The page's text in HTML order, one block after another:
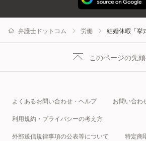
弁護士ドットコム 労働 結婚休暇「挙
このページの先
よくあるお問い合わせ・ヘルプ お問い合わ
利用規約・プライバシーの考え方
外部送信規律事項の公表等について 特定商